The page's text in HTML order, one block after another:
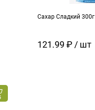
Сахар Сладкий 300г
121.99 ₽ / шт